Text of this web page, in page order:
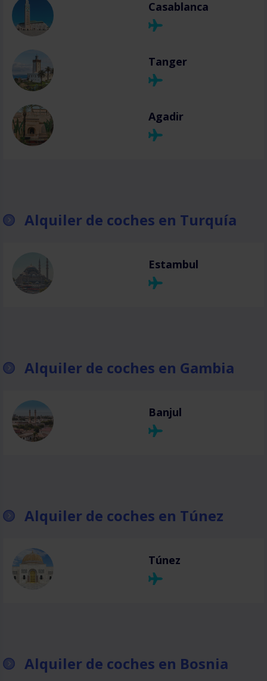
Casablanca
Tanger
Agadir
Alquiler de coches en Turquía
Estambul
Alquiler de coches en Gambia
Banjul
Alquiler de coches en Túnez
Túnez
Alquiler de coches en Bosnia